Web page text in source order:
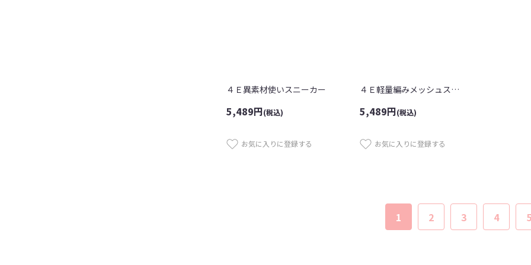
４Ｅ異素材使いスニーカー
5,489円(税込)
お気に入りに登録する
４Ｅ軽量編みメッシュスリッポン
5,489円(税込)
お気に入りに登録する
1 2 3 4 5